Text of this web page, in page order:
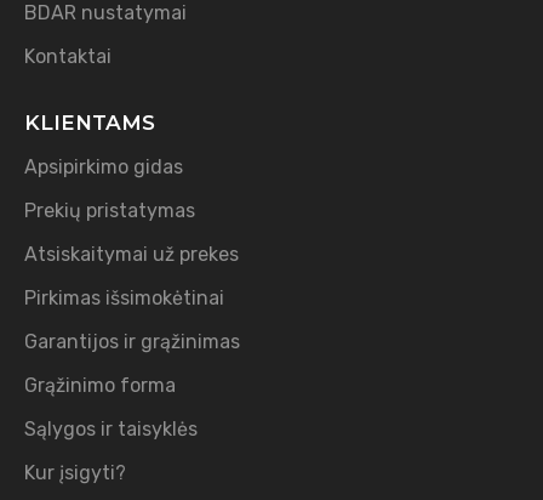
BDAR nustatymai
Kontaktai
KLIENTAMS
Apsipirkimo gidas
Prekių pristatymas
Atsiskaitymai už prekes
Pirkimas išsimokėtinai
Garantijos ir grąžinimas
Grąžinimo forma
Sąlygos ir taisyklės
Kur įsigyti?